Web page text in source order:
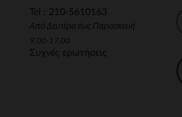
Tel : 210-5610163
Από Δευτέρα έως Παρασκευή
9.00-17.00
Συχνές ερωτήσεις